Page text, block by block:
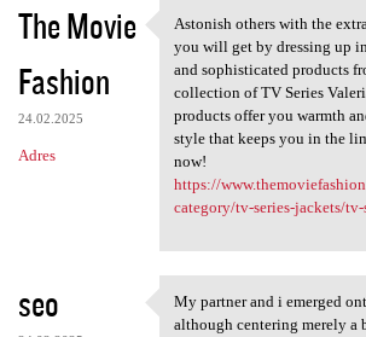
The Movie
Fashion
24.02.2025
Adres
Astonish others with
Astonish others with the
you will get by dressing up
and sophisticated products
collection of TV Series
products offer you warmth
style that keeps you in the
now!
https://
category/tv-series-jackets/tv-
seo My partner and i
My partner and i emerged
although centering merely a